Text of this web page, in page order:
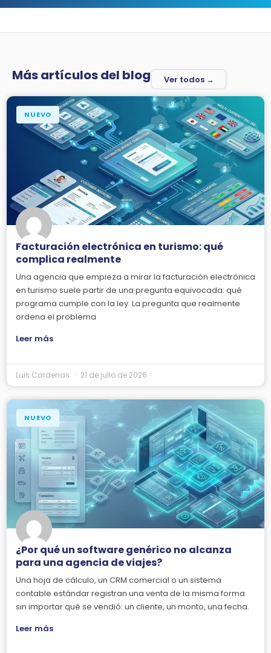
Más artículos del blog Ver todos →
NUEVO
Facturación electrónica en turismo: qué
complica realmente
Una agencia que empieza a mirar la facturación electrónica
en turismo suele partir de una pregunta equivocada: qué
programa cumple con la ley. La pregunta que realmente
ordena el problema
Leer más
Luis Cardenas 21 de julio de 2026
NUEVO
¿Por qué un software genérico no alcanza
para una agencia de viajes?
Una hoja de cálculo, un CRM comercial o un sistema
contable estándar registran una venta de la misma forma
sin importar qué se vendió: un cliente, un monto, una fecha.
Leer más